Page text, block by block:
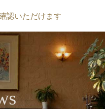
認いただけます